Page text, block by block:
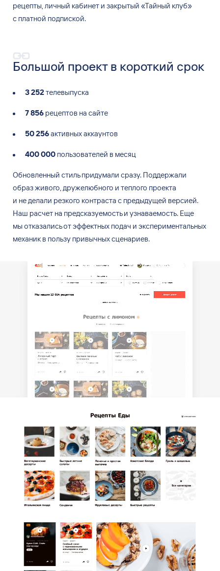
рецепты, личный кабинет и закрытый «Тайный клуб»
с платной подпиской.
Большой проект в короткий срок
3 252телевыпуска
7 856рецептов на сайте
50 256активных аккаунтов
400 000пользователей в месяц
Обновленный стиль придумали сразу. Поддержали
образ живого, дружелюбного и теплого проекта
и неделали резкого контраста с предыдущей версией.
Наш расчет на предсказуемость и узнаваемость. Еще
мы отказались отэффектных подач и экспериментальных
механик в пользу привычных сценариев.